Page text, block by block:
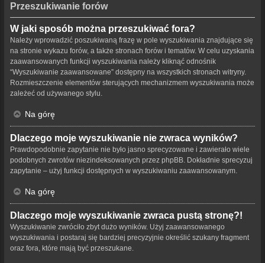
Przeszukiwanie forów
W jaki sposób można przeszukiwać fora?
Należy wprowadzić poszukiwaną frazę w pole wyszukiwania znajdujące się
na stronie wykazu forów, a także stronach forów i tematów. W celu uzyskania
zaawansowanych funkcji wyszukiwania należy kliknąć odnośnik
“Wyszukiwanie zaawansowane” dostępny na wszystkich stronach witryny.
Rozmieszczenie elementów sterujących mechanizmem wyszukiwania może
zależeć od używanego stylu.
Na górę
Dlaczego moje wyszukiwanie nie zwraca wyników?
Prawdopodobnie zapytanie nie było jasno sprecyzowane i zawierało wiele
podobnych zwrotów niezindeksowanych przez phpBB. Dokładnie sprecyzuj
zapytanie – użyj funkcji dostępnych w wyszukiwaniu zaawansowanym.
Na górę
Dlaczego moje wyszukiwanie zwraca pustą stronę?!
Wyszukiwanie zwróciło zbyt dużo wyników. Użyj zaawansowanego
wyszukiwania i postaraj się bardziej precyzyjnie określić szukany fragment
oraz fora, które mają być przeszukane.